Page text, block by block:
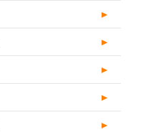
►
►
►
►
►